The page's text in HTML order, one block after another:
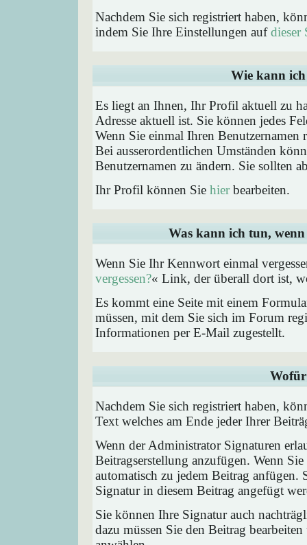
Nachdem Sie sich registriert haben,
indem Sie Ihre Einstellungen aufdieser
Wie kann
Es liegt an Ihnen, Ihr Profil aktuell zu
Adresse aktuell ist. Sie können jedes
Wenn Sie einmal Ihren
Bei ausserordentlichen Umständen
Benutzernamen zu ändern. Sie sollten
Ihr Profil können Sie hierbearbeiten.
Was kann ich tun, wenn
Wenn Sie Ihr Kennwort einmal
vergessen?« Link, der überall dort ist,
Es kommt eine Seite mit einem
müssen, mit dem Sie sich im Forum
Informationen per E-Mail zugestellt.
Nachdem Sie sich registriert haben,
Text welches am Ende jeder Ihrer
Wenn der Administrator Signaturen
Beitragserstellung anzufügen. Wenn
automatisch zu jedem Beitrag
Signatur in diesem Beitrag angefügt
Sie können Ihre Signatur auch
dazu müssen Sie den Beitrag